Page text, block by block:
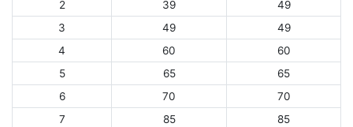
2
39
49
3
49
49
4
60
60
5
65
65
6
70
70
7
85
85